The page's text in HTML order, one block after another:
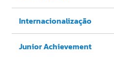
Internacionalização
Junior Achievement